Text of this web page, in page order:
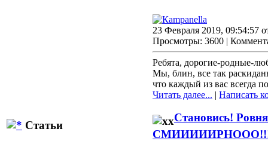
Статьи
23 Февраля 2019, 09:54:57
Просмотры: 3600 |
Ребята, дорогие-родные-
Мы, блин, все так
что каждый из вас всегда
Читать далее... | Написать
Становись!